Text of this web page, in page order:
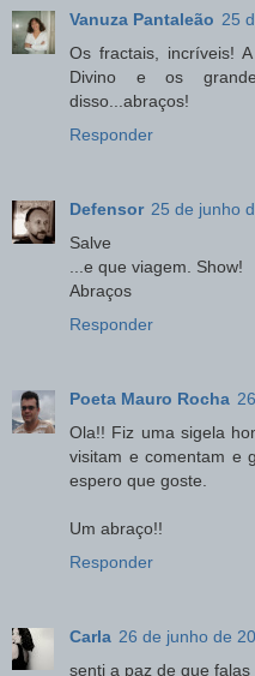
Vanuza Pantaleão 25
Os fractais, incríveis!
Divino e os
disso...abraços!
Responder
Defensor 25 de junho
Salve
...e que viagem. Show!
Abraços
Responder
Poeta Mauro Rocha
Ola!! Fiz uma sigela
visitam e comentam e
espero que goste.
Um abraço!!
Responder
Carla 26 de junho de
senti a paz de que falas